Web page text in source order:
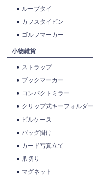
ループタイ
カフスタイピン
ゴルフマーカー
小物雑貨
ストラップ
ブックマーカー
コンパクトミラー
クリップ式キーフォルダー
ピルケース
バッグ掛け
カード写真立て
爪切り
マグネット